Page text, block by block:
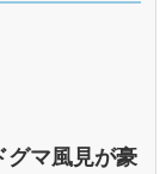
マ風見が豪